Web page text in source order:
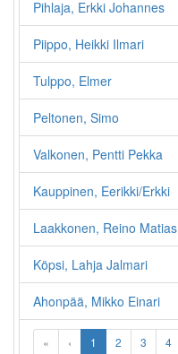
Pihlaja, Erkki Johannes
Piippo, Heikki Ilmari
Tulppo, Elmer
Peltonen, Simo
Valkonen, Pentti Pekka
Kauppinen, Eerikki/Erkki
Laakkonen, Reino Matias
Köpsi, Lahja Jalmari
Ahonpää, Mikko Einari
« ‹ 1 2 3 4